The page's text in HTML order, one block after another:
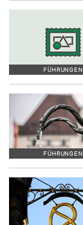
FÜHRUNGEN
FÜHRUNGEN